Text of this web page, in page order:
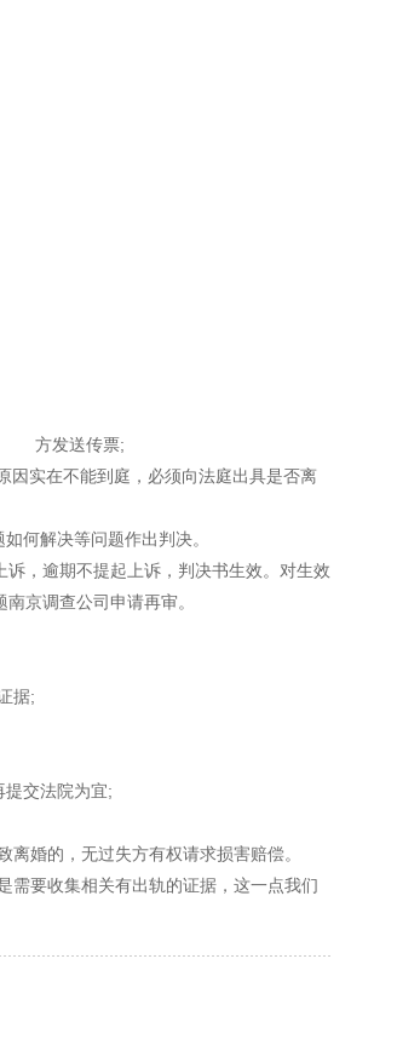
方发送传票;
实在不能到庭，必须向法庭出具是否离
何解决等问题作出判决。
，逾期不提起上诉，判决书生效。对生效
京调查公司申请再审。
据;
交法院为宜;
婚的，无过失方有权请求损害赔偿。
需要收集相关有出轨的证据，这一点我们